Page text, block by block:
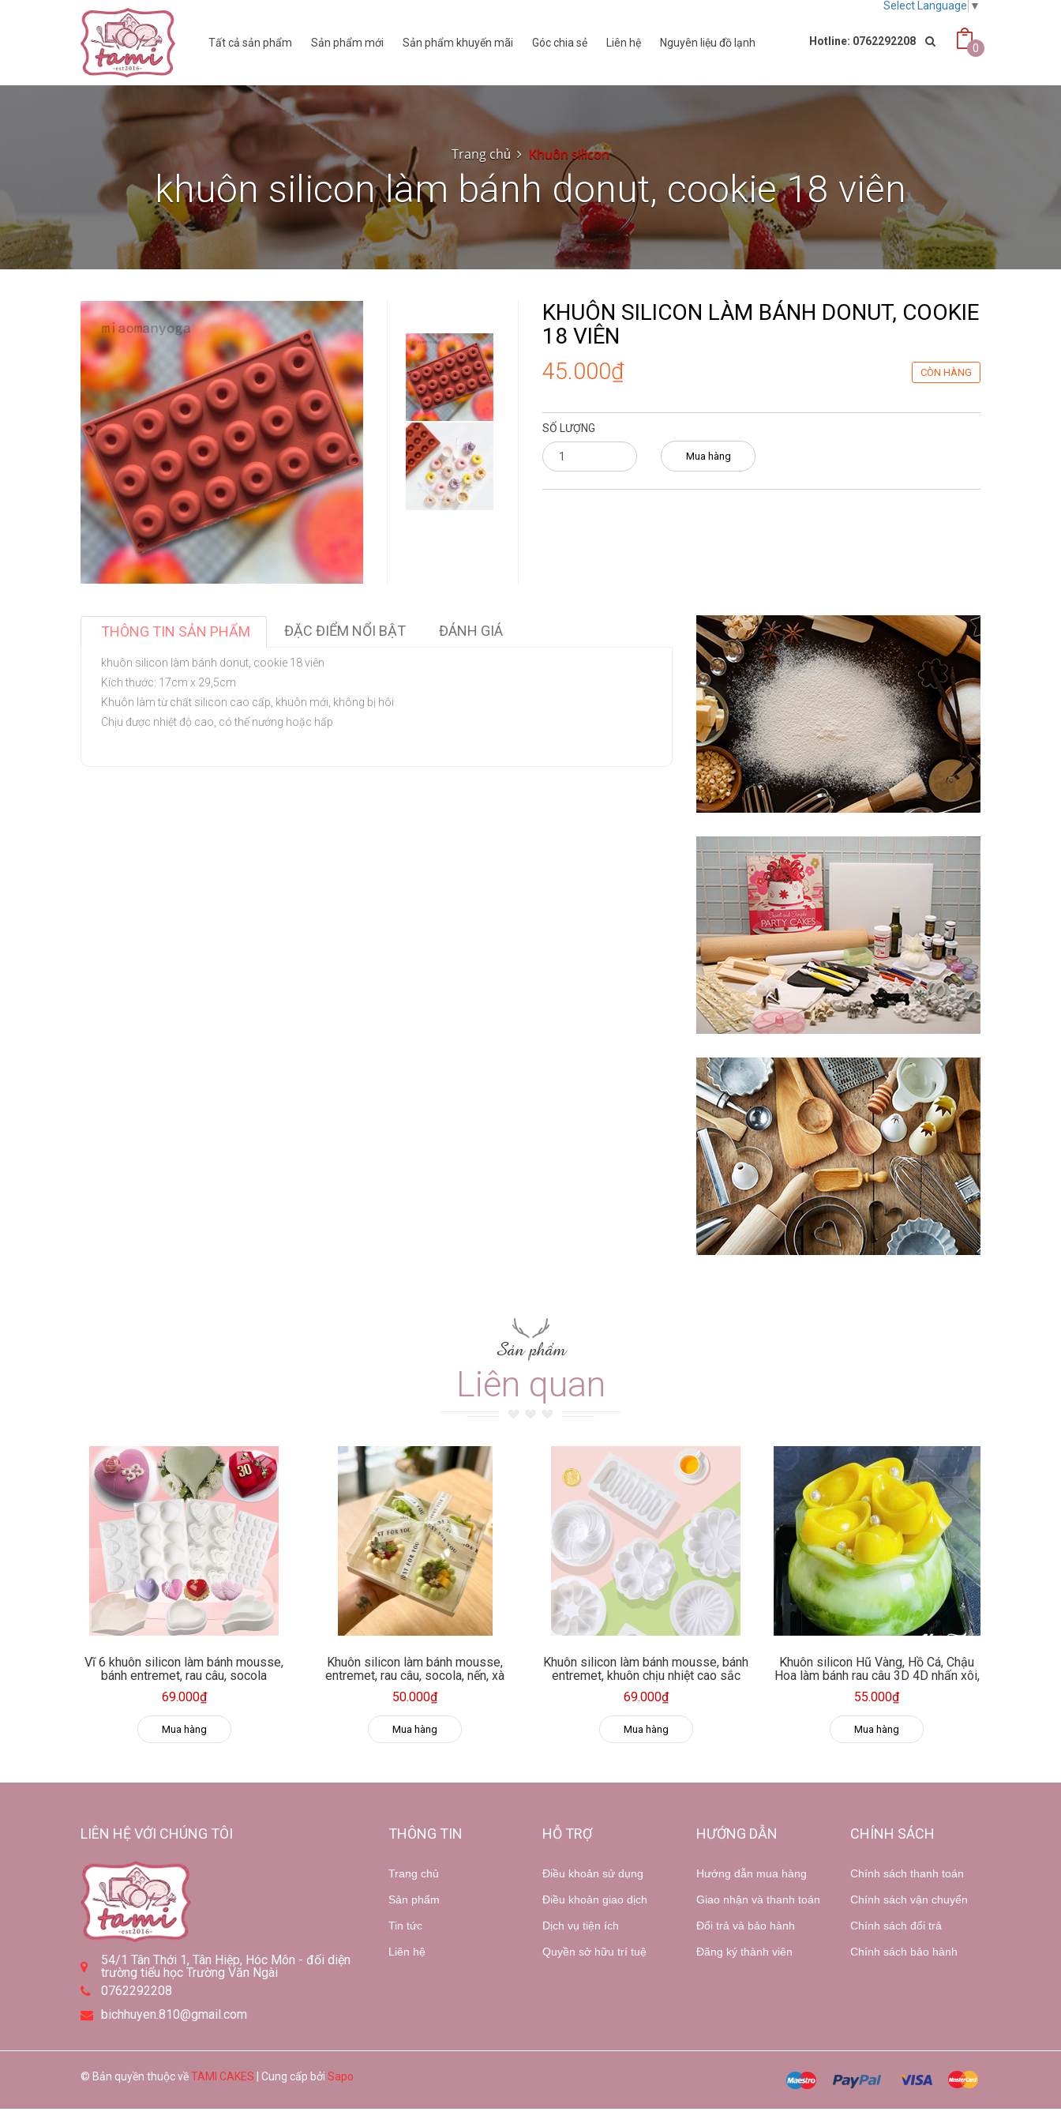
Select Language ▼
Hotline: 0762292208
0
Tất cả sản phẩm Sản phẩm mới Sản phẩm khuyến mãi Góc chia sẻ Liên hệ Nguyên liệu đồ lạnh
Trang chủ Khuôn silicon
khuôn silicon làm bánh donut, cookie 18 viên
KHUÔN SILICON LÀM BÁNH DONUT, COOKIE
18 VIÊN
45.000₫ CÒN HÀNG
SỐ LƯỢNG
Mua hàng
THÔNG TIN SẢN PHẨM ĐẶC ĐIỂM NỔI BẬT ĐÁNH GIÁ
khuôn silicon làm bánh donut, cookie 18 viên
Kích thước: 17cm x 29,5cm
Khuôn làm từ chất silicon cao cấp, khuôn mới, không bị hôi
Chịu được nhiệt độ cao, có thể nướng hoặc hấp
Sản phẩm
Liên quan
Vĩ 6 khuôn silicon làm bánh mousse,
bánh entremet, rau câu, socola
69.000₫
Mua hàng
Khuôn silicon làm bánh mousse,
entremet, rau câu, socola, nến, xà
phòng
50.000₫
Mua hàng
Khuôn silicon làm bánh mousse, bánh
entremet, khuôn chịu nhiệt cao sắc
nét
69.000₫
Mua hàng
Khuôn silicon Hũ Vàng, Hồ Cá, Chậu
Hoa làm bánh rau câu 3D 4D nhấn xôi,
fondant, socola, nến hanmade
55.000₫
Mua hàng
LIÊN HỆ VỚI CHÚNG TÔI
54/1 Tân Thới 1, Tân Hiệp, Hóc Môn - đối diện
trường tiểu học Trường Văn Ngài
0762292208
bichhuyen.810@gmail.com
THÔNG TIN
Trang chủ
Sản phẩm
Tin tức
Liên hệ
HỖ TRỢ
Điều khoản sử dụng
Điều khoản giao dịch
Dịch vụ tiện ích
Quyền sở hữu trí tuệ
HƯỚNG DẪN
Hướng dẫn mua hàng
Giao nhận và thanh toán
Đổi trả và bảo hành
Đăng ký thành viên
CHÍNH SÁCH
Chính sách thanh toán
Chính sách vận chuyển
Chính sách đổi trả
Chính sách bảo hành
© Bản quyền thuộc vềTAMI CAKES | Cung cấp bởi Sapo